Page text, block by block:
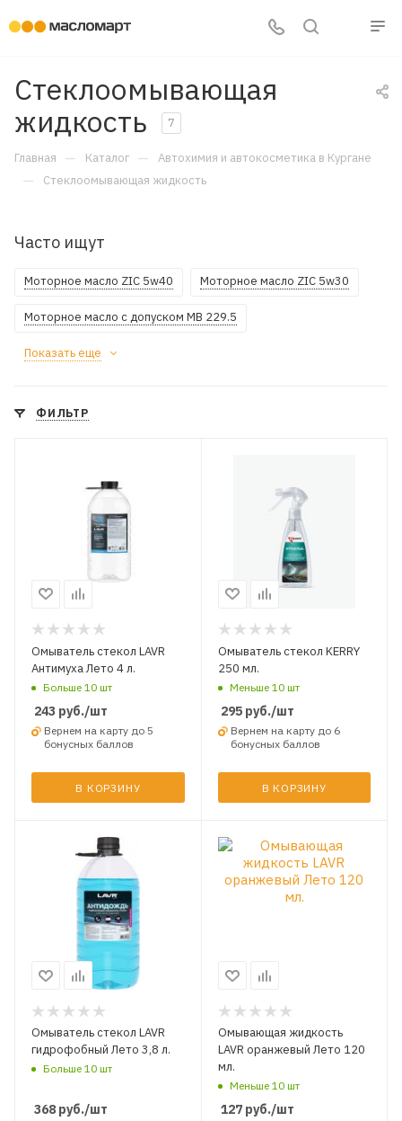
Стеклоомывающая
жидкость
7
Главная — Каталог — Автохимия и автокосметика в Кургане
— Стеклоомывающая жидкость
Часто ищут
Моторное масло ZIC 5w40 Моторное масло ZIC 5w30
Моторное масло с допуском MB 229.5
Показать еще
ФИЛЬТР
Омыватель стекол LAVR
Антимуха Лето 4 л.
Больше 10 шт
243 руб./шт
Вернем на карту до 5
бонусных баллов
В КОРЗИНУ
Омыватель стекол KERRY
250 мл.
Меньше 10 шт
295руб./шт
Вернем на карту до 6
бонусных баллов
В КОРЗИНУ
Омыватель стекол LAVR
гидрофобный Лето 3,8 л.
Больше 10 шт
368 руб./шт
Омывающая жидкость
LAVR оранжевый Лето 120
мл.
Меньше 10 шт
127руб./шт